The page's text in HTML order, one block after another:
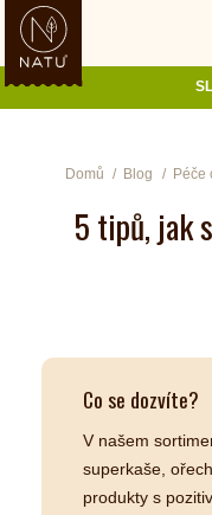
Domů Blog Péče
5 tipů, jak
Co se dozvíte?
V našem
superkaše,
produkty s